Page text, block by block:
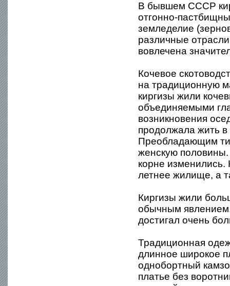
В бывшем СССР
отгонно-
земледелие
различные
вовлечена
Кочевое
на традиционную
киргизы жили
объединяемыми
возникновения
продолжала жить в
Преобладающим
женскую половины.
корне изменились.
летнее жилище, а
Киргизы жили
обычным
достигал очень
Традиционная
длинное широкое
однобортный
платье без